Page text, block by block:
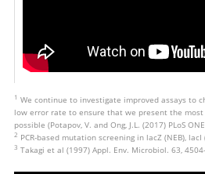
1 We continue to investigate improved assays to
low error rate to ensure that we present the
possible (Potapov, V. and Ong, J.L. (2017) PLoS
2 PCR-based mutation screening in lacZ (NEB),
3 Takagi et al (1997) Appl. Env. Microbiol. 63,